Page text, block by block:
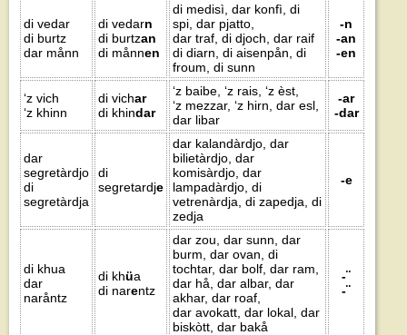
di vedar
di burtz
dar månn
di vedarn
di burtzan
di månnen
di medisì, dar konfì, di
spi, dar pjatto,
dar traf, di djoch, dar raif
di diarn, di aisenpån, di
froum, di sunn
-n
-an
-en
‘z vich
‘z khinn
di vichar
di khindar
‘z baibe, ‘z rais, ‘z èst,
‘z mezzar, ‘z hirn, dar esl,
dar libar
-ar
-dar
dar
segretàrdjo
di
segretàrdja
di
segretardje
dar kalandàrdjo, dar
bilietàrdjo, dar
komisàrdjo, dar
lampadàrdjo, di
vetrenàrdja, di zapedja, di
zedja
-e
di khua
dar
naråntz
di khüa
di narentz
dar zou, dar sunn, dar
burm, dar ovan, di
tochtar, dar bolf, dar ram,
dar hå, dar albar, dar
akhar, dar roaf,
dar avokatt, dar lokal, dar
biskòtt, dar bakå
-¨
-¨